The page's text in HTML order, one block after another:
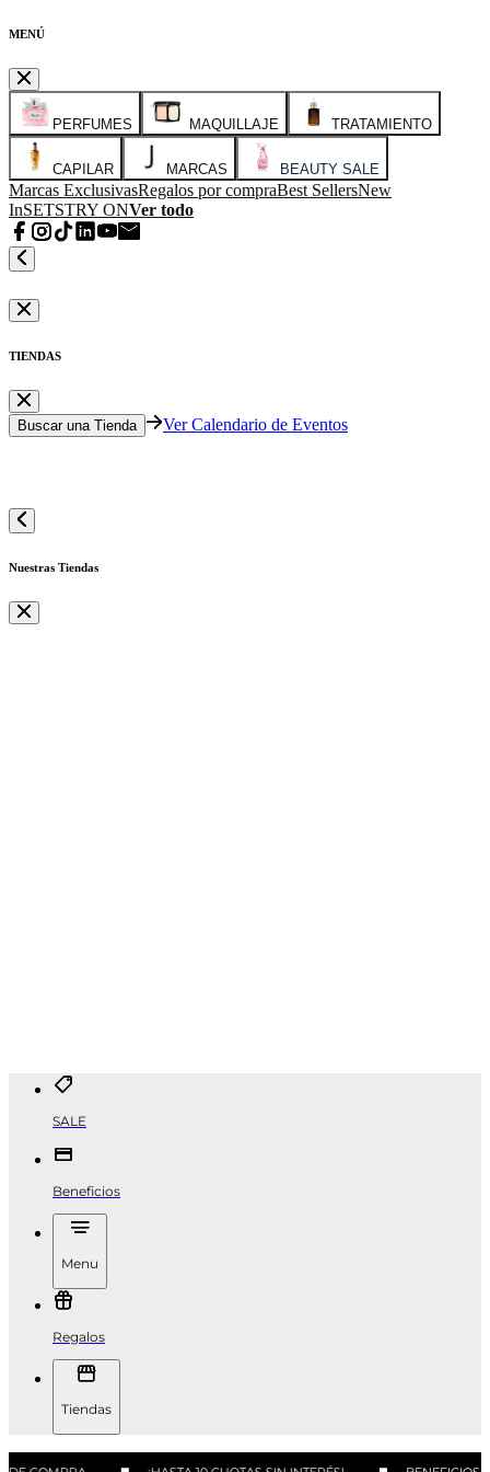
MENÚ
PERFUMES MAQUILLAJE TRATAMIENTO
CAPILAR MARCAS BEAUTY SALE
Marcas ExclusivasRegalos por compraBest SellersNew
InSETSTRY ONVer todo
TIENDAS
Buscar una Tienda Ver Calendario de Eventos
Nuestras Tiendas
SALE
Beneficios
Menu
Regalos
Tiendas